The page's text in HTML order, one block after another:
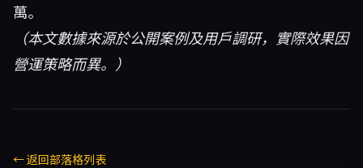
萬。
（本文數據來源於公開案例及用戶調研，實際效果因
營運策略而異。）
← 返回部落格列表